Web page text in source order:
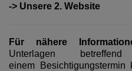
-> Unsere 2. Website
Für nähere
Unterlagen
einem Besichtigungstermin